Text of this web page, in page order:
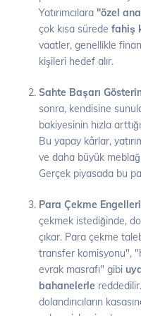
Yatırımcılara "özel
çok kısa sürede fahiş
vaatler, genellikle
kişileri hedef alır.
Sahte Başarı
sonra, kendisine
bakiyesinin hızla
Bu yapay kârlar,
ve daha büyük
Gerçek piyasada bu
Para Çekme
çekmek istediğinde,
çıkar. Para çekme
transfer komisyonu",
evrak masrafı" gibi
bahanelerle
dolandırıcıların